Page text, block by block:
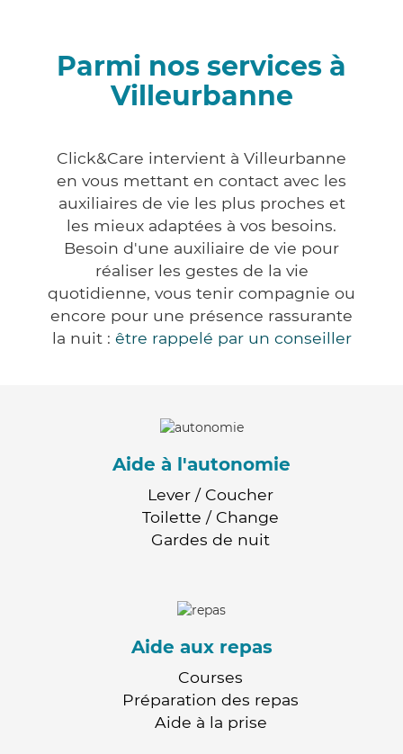
Parmi nos services à
Villeurbanne
Click&Care intervient à Villeurbanne
en vous mettant en contact avec les
auxiliaires de vie les plus proches et
les mieux adaptées à vos besoins.
Besoin d'une auxiliaire de vie pour
réaliser les gestes de la vie
quotidienne, vous tenir compagnie ou
encore pour une présence rassurante
la nuit : être rappelé par un conseiller
Aide à l'autonomie
Lever / Coucher
Toilette / Change
Gardes de nuit
Aide aux repas
Courses
Préparation des repas
Aide à la prise